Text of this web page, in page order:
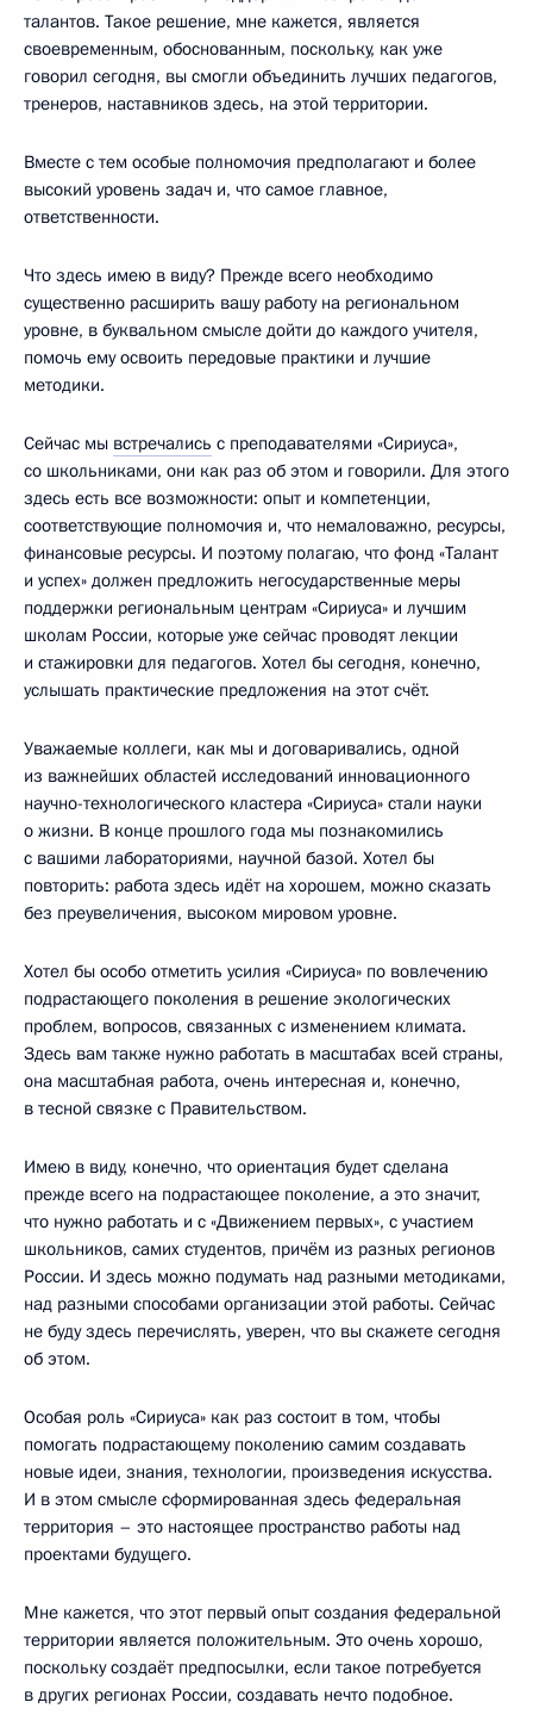
талантов. Такое решение, мне кажется, является
своевременным, обоснованным, поскольку, как уже
говорил сегодня, вы смогли объединить лучших педагогов,
тренеров, наставников здесь, на этой территории.
Вместе с тем особые полномочия предполагают и более
высокий уровень задач и, что самое главное,
ответственности.
Что здесь имею в виду? Прежде всего необходимо
существенно расширить вашу работу на региональном
уровне, в буквальном смысле дойти до каждого учителя,
помочь ему освоить передовые практики и лучшие
методики.
Сейчас мы встречались с преподавателями «Сириуса»,
со школьниками, они как раз об этом и говорили. Для этого
здесь есть все возможности: опыт и компетенции,
соответствующие полномочия и, что немаловажно, ресурсы,
финансовые ресурсы. И поэтому полагаю, что фонд «Талант
и успех» должен предложить негосударственные меры
поддержки региональным центрам «Сириуса» и лучшим
школам России, которые уже сейчас проводят лекции
и стажировки для педагогов. Хотел бы сегодня, конечно,
услышать практические предложения на этот счёт.
Уважаемые коллеги, как мы и договаривались, одной
из важнейших областей исследований инновационного
научно-технологического кластера «Сириуса» стали науки
о жизни. В конце прошлого года мы познакомились
с вашими лабораториями, научной базой. Хотел бы
повторить: работа здесь идёт на хорошем, можно сказать
без преувеличения, высоком мировом уровне.
Хотел бы особо отметить усилия «Сириуса» по вовлечению
подрастающего поколения в решение экологических
проблем, вопросов, связанных с изменением климата.
Здесь вам также нужно работать в масштабах всей страны,
она масштабная работа, очень интересная и, конечно,
в тесной связке с Правительством.
Имею в виду, конечно, что ориентация будет сделана
прежде всего на подрастающее поколение, а это значит,
что нужно работать и с «Движением первых», с участием
школьников, самих студентов, причём из разных регионов
России. И здесь можно подумать над разными методиками,
над разными способами организации этой работы. Сейчас
не буду здесь перечислять, уверен, что вы скажете сегодня
об этом.
Особая роль «Сириуса» как раз состоит в том, чтобы
помогать подрастающему поколению самим создавать
новые идеи, знания, технологии, произведения искусства.
И в этом смысле сформированная здесь федеральная
территория – это настоящее пространство работы над
проектами будущего.
Мне кажется, что этот первый опыт создания федеральной
территории является положительным. Это очень хорошо,
поскольку создаёт предпосылки, если такое потребуется
в других регионах России, создавать нечто подобное.